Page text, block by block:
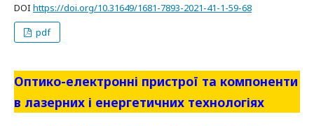
DOI https://doi.org/10.31649/1681-7893-2021-41-1-59-68
pdf
Оптико-електронні пристрої та компоненти
в лазерних і енергетичних технологіях